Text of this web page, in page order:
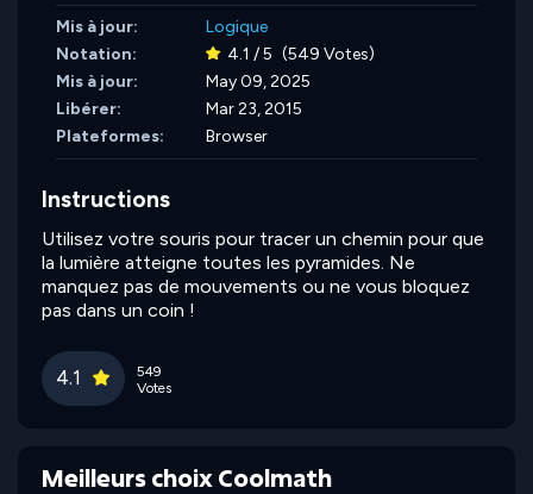
Mis à jour:
Logique
Notation:
4.1 / 5 (549 Votes)
Mis à jour:
May 09, 2025
Libérer:
Mar 23, 2015
Plateformes:
Browser
Instructions
Utilisez votre souris pour tracer un chemin pour que
la lumière atteigne toutes les pyramides. Ne
manquez pas de mouvements ou ne vous bloquez
pas dans un coin !
4.1
549
Votes
Meilleurs choix Coolmath